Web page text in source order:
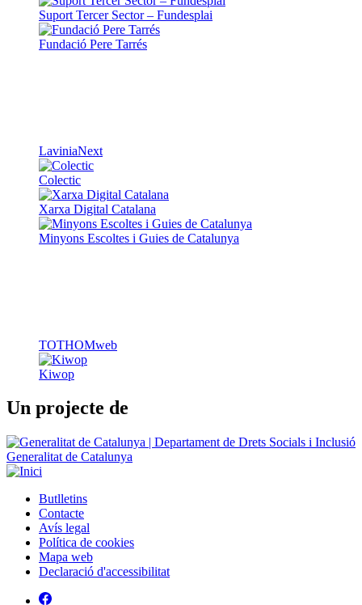
Suport Tercer Sector – Fundesplai
Fundació Pere Tarrés
LaviniaNext
Colectic
Xarxa Digital Catalana
Minyons Escoltes i Guies de Catalunya
TOTHOMweb
Kiwop
Un projecte de
Generalitat de Catalunya
Peu
Butlletins
Contacte
Avís legal
Política de cookies
Mapa web
Declaració d'accessibilitat